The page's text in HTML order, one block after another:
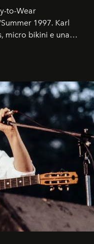
to-Wear
1997. Karl
micro bikini e una
Trent'anni dopo,
che abbiamo.